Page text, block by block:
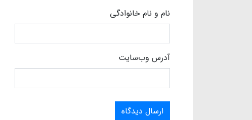
نام و نام خانوادگی
آدرس وب‌سایت
ارسال دیدگاه